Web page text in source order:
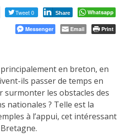
Tweet 0 Share Whatsapp
Messenger Email Print
en breton, en
ils passer de temps en
surmonter les obstacles des
nationales ? Telle est la
à l’appui, cet intéressant